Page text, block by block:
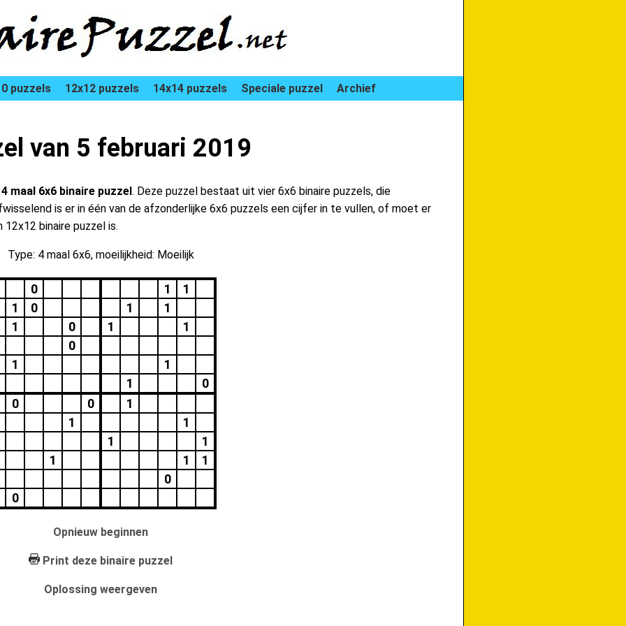
puzzels 12x12 puzzels 14x14 puzzels Speciale puzzel Archief
van 5 februari 2019
4 maal 6x6 binaire puzzel. Deze puzzel bestaat uit vier 6x6 binaire puzzels, die
is er in één van de afzonderlijke 6x6 puzzels een cijfer in te vullen, of moet er
binaire puzzel is.
Type: 4 maal 6x6, moeilijkheid: Moeilijk
0 1
1
1
0 1
1
1
0 1
1
0
1
1
1
0
0
0
1
1
1
1
1
1 1
1
0
0
Opnieuw beginnen
Print deze binaire puzzel
Oplossing weergeven